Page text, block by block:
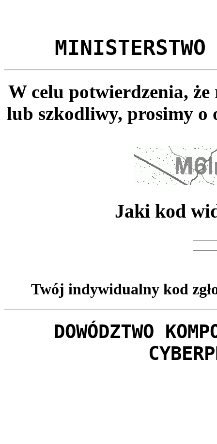
MINISTERSTWO
W celu potwierdzenia,
lub szkodliwy, prosimy o
Jaki kod
Twój indywidualny kod
DOWÓDZTWO